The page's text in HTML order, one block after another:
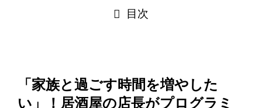
目次
「家族と過ごす時間を増やした
い」！居酒屋の店長がプログラミ